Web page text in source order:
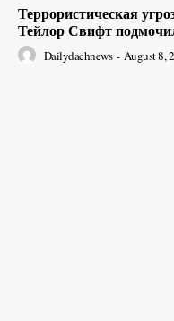
Террористическая
Тейлор Свифт
Dailydachnews - August 8,